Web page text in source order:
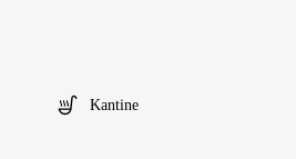
Kantine